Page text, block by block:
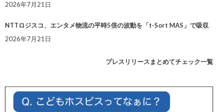
2026年7月21日
NTTロジスコ、エンタメ物流の平時5倍の波動を「t-Sort MAS」で吸収
2026年7月21日
プレスリリースまとめてチェック一覧